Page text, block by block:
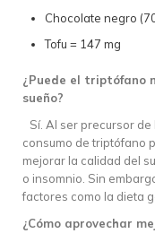
Chocolate negro
Tofu = 147 mg
¿Puede el triptófano
sueño?
Sí. Al ser precursor
consumo de triptófano
mejorar la calidad del
o insomnio. Sin
factores como la dieta
¿Cómo aprovechar